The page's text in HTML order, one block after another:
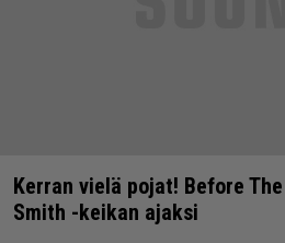
Kerran vielä pojat! Before
Smith -keikan ajaksi